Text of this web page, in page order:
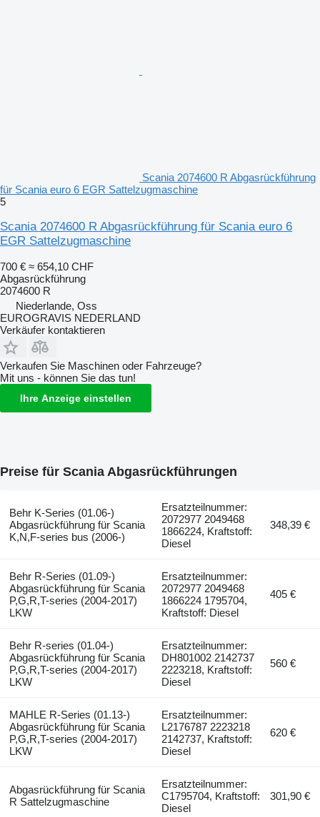
Scania 2074600 R Abgasrückführung
für Scania euro 6 EGR Sattelzugmaschine
5
Scania 2074600 R Abgasrückführung für Scania euro 6
EGR Sattelzugmaschine
700 € ≈ 654,10 CHF
Abgasrückführung
2074600 R
Niederlande, Oss
EUROGRAVIS NEDERLAND
Verkäufer kontaktieren
Verkaufen Sie Maschinen oder Fahrzeuge?
Mit uns - können Sie das tun!
Ihre Anzeige einstellen
Preise für Scania Abgasrückführungen
Behr K-Series (01.06-)
Abgasrückführung für Scania
K,N,F-series bus (2006-)
Ersatzteilnummer:
2072977 2049468
1866224, Kraftstoff:
Diesel
348,39 €
Behr R-Series (01.09-)
Abgasrückführung für Scania
P,G,R,T-series (2004-2017)
LKW
Ersatzteilnummer:
2072977 2049468
1866224 1795704,
Kraftstoff: Diesel
405 €
Behr R-series (01.04-)
Abgasrückführung für Scania
P,G,R,T-series (2004-2017)
LKW
Ersatzteilnummer:
DH801002 2142737
2223218, Kraftstoff:
Diesel
560 €
MAHLE R-Series (01.13-)
Abgasrückführung für Scania
P,G,R,T-series (2004-2017)
LKW
Ersatzteilnummer:
L2176787 2223218
2142737, Kraftstoff:
Diesel
620 €
Abgasrückführung für Scania
R Sattelzugmaschine
Ersatzteilnummer:
C1795704, Kraftstoff:
Diesel
301,90 €